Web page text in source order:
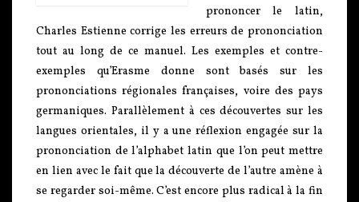
prononcer le latin,
Charles Estienne corrige les erreurs de prononciation
tout au long de ce manuel. Les exemples et contre-
exemples qu’Erasme donne sont basés sur les
prononciations régionales françaises, voire des pays
germaniques. Parallèlement à ces découvertes sur les
langues orientales, il y a une réflexion engagée sur la
prononciation de l’alphabet latin que l’on peut mettre
en lien avec le fait que la découverte de l’autre amène à
se regarder soi-même. C’est encore plus radical à la fin